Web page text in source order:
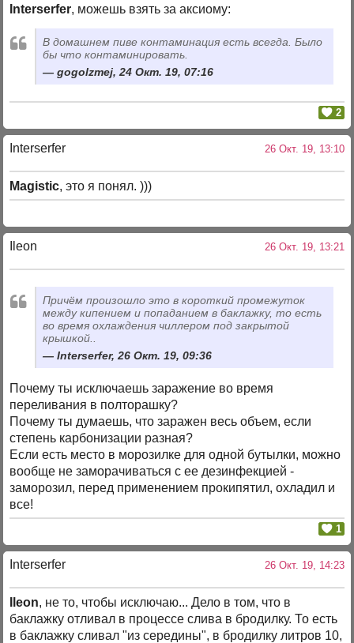
Interserfer, можешь взять за аксиому:
В домашнем пиве контаминация есть всегда. Было
бы что контаминировать.
gogolzmej, 24 Окт. 19, 07:16
2
Interserfer 26 Окт. 19, 13:10
Magistic, это я понял. )))
Ileon 26 Окт. 19, 13:21
Причём произошло это в короткий промежуток
между кипением и попаданием в баклажку, то есть
во время охлаждения чиллером под закрытой
крышкой..
Interserfer, 26 Окт. 19, 09:36
Почему ты исключаешь заражение во время
переливания в полторашку?
Почему ты думаешь, что заражен весь объем, если
степень карбонизации разная?
Если есть место в морозилке для одной бутылки, можно
вообще не заморачиваться с ее дезинфекцией -
заморозил, перед применением прокипятил, охладил и
все!
1
Interserfer 26 Окт. 19, 14:23
Ileon, не то, чтобы исключаю... Дело в том, что в
баклажку отливал в процессе слива в бродилку. То есть
в баклажку сливал "из середины", в бродилку литров 10,